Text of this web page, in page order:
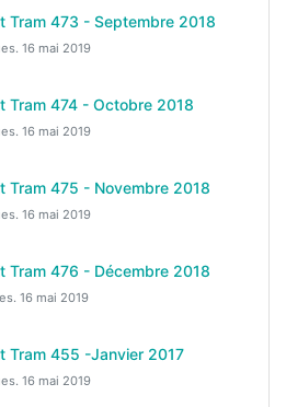
Tram 473 - Septembre 2018
16 mai 2019
Tram 474 - Octobre 2018
16 mai 2019
Tram 475 - Novembre 2018
16 mai 2019
Tram 476 - Décembre 2018
16 mai 2019
Tram 455 -Janvier 2017
16 mai 2019